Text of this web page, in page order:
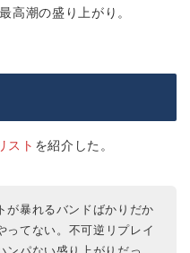
高潮の盛り上がり。
スト を紹介した。
が暴れるバンドばかりだか
ってない。不可逆リプレイ